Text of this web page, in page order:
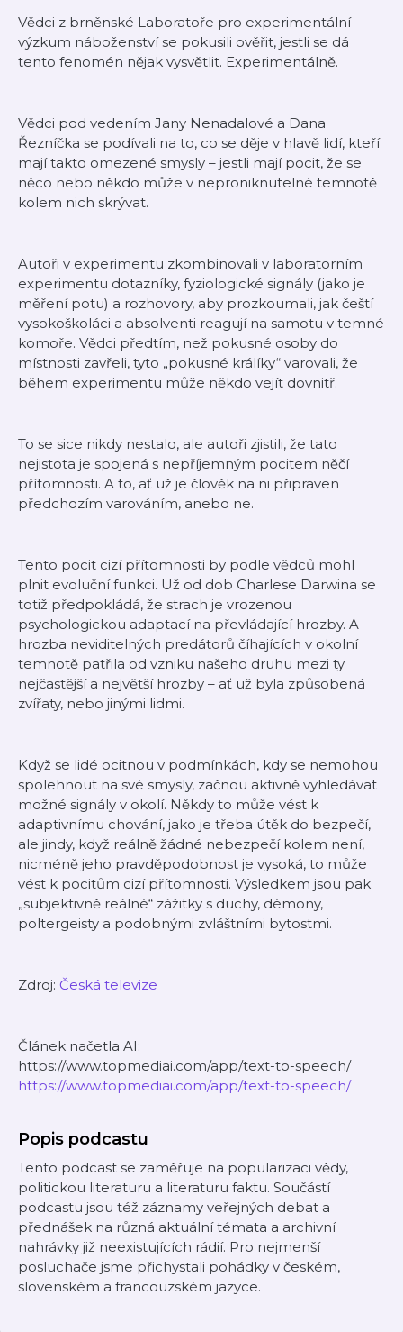
Vědci z brněnské Laboratoře pro experimentální
výzkum náboženství se pokusili ověřit, jestli se dá
tento fenomén nějak vysvětlit. Experimentálně.
Vědci pod vedením Jany Nenadalové a Dana
Řezníčka se podívali na to, co se děje v hlavě lidí, kteří
mají takto omezené smysly – jestli mají pocit, že se
něco nebo někdo může v neproniknutelné temnotě
kolem nich skrývat.
Autoři v experimentu zkombinovali v laboratorním
experimentu dotazníky, fyziologické signály (jako je
měření potu) a rozhovory, aby prozkoumali, jak čeští
vysokoškoláci a absolventi reagují na samotu v temné
komoře. Vědci předtím, než pokusné osoby do
místnosti zavřeli, tyto „pokusné králíky“ varovali, že
během experimentu může někdo vejít dovnitř.
To se sice nikdy nestalo, ale autoři zjistili, že tato
nejistota je spojená s nepříjemným pocitem něčí
přítomnosti. A to, ať už je člověk na ni připraven
předchozím varováním, anebo ne.
Tento pocit cizí přítomnosti by podle vědců mohl
plnit evoluční funkci. Už od dob Charlese Darwina se
totiž předpokládá, že strach je vrozenou
psychologickou adaptací na převládající hrozby. A
hrozba neviditelných predátorů číhajících v okolní
temnotě patřila od vzniku našeho druhu mezi ty
nejčastější a největší hrozby – ať už byla způsobená
zvířaty, nebo jinými lidmi.
Když se lidé ocitnou v podmínkách, kdy se nemohou
spolehnout na své smysly, začnou aktivně vyhledávat
možné signály v okolí. Někdy to může vést k
adaptivnímu chování, jako je třeba útěk do bezpečí,
ale jindy, když reálně žádné nebezpečí kolem není,
nicméně jeho pravděpodobnost je vysoká, to může
vést k pocitům cizí přítomnosti. Výsledkem jsou pak
„subjektivně reálné“ zážitky s duchy, démony,
poltergeisty a podobnými zvláštními bytostmi.
Zdroj: Česká televize
Článek načetla AI:
https://www.topmediai.com/app/text-to-speech/
https://www.topmediai.com/app/text-to-speech/
Popis podcastu
Tento podcast se zaměřuje na popularizaci vědy,
politickou literaturu a literaturu faktu. Součástí
podcastu jsou též záznamy veřejných debat a
přednášek na různá aktuální témata a archivní
nahrávky již neexistujících rádií. Pro nejmenší
posluchače jsme přichystali pohádky v českém,
slovenském a francouzském jazyce.